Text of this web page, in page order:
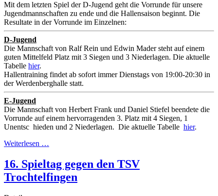
Mit dem letzten Spiel der D-Jugend geht die Vorrunde für unsere
Jugendmannschaften zu ende und die Hallensaison beginnt. Die
Resultate in der Vorrunde im Einzelnen:
D-Jugend
Die Mannschaft von Ralf Rein und Edwin Mader steht auf einem
guten Mittelfeld Platz mit 3 Siegen und 3 Niederlagen. Die aktuelle
Tabelle hier.
Hallentraining findet ab sofort immer Dienstags von 19:00-20:30 in
der Werdenberghalle statt.
E-Jugend
Die Mannschaft von Herbert Frank und Daniel Stiefel beendete die
Vorrunde auf einem hervorragenden 3. Platz mit 4 Siegen, 1
Unentsc hieden und 2 Niederlagen. Die aktuelle Tabelle hier.
Weiterlesen …
16. Spieltag gegen den TSV
Trochtelfingen